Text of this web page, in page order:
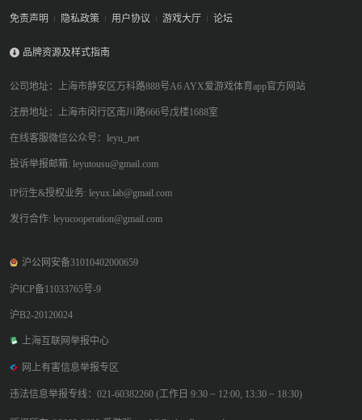
免责声明 隐私政策 用户协议 游戏大厅 论坛
品牌资源及样式指南
公司地址：上海市静安区万科路888号A6 AYX爱游戏体育app官方网站
注册地址：上海市闵行区南川路666号戊楼1688室
在线客服微信公众号：leyu_net
投诉举报邮箱: leyutousu@gmail.com
IP衍生&授权业务: leyux.lab@gmail.com
发行合作: leyucooperation@gmail.com
沪公网安备31010402000659
沪ICP备11033765号-9
沪B2-20120024
上海互联网举报中心
网上有害信息举报专区
违法信息举报专线：021-60382260 (工作日 9:30 ~ 12:00, 13:30 ~ 18:30)